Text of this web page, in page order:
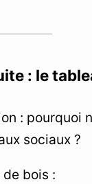
: le
: pourquoi
sociaux ?
bois :